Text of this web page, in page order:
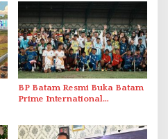
Berstandar Internasional
BP Batam Resmi Buka Batam
Prime International
Abdul Jamal